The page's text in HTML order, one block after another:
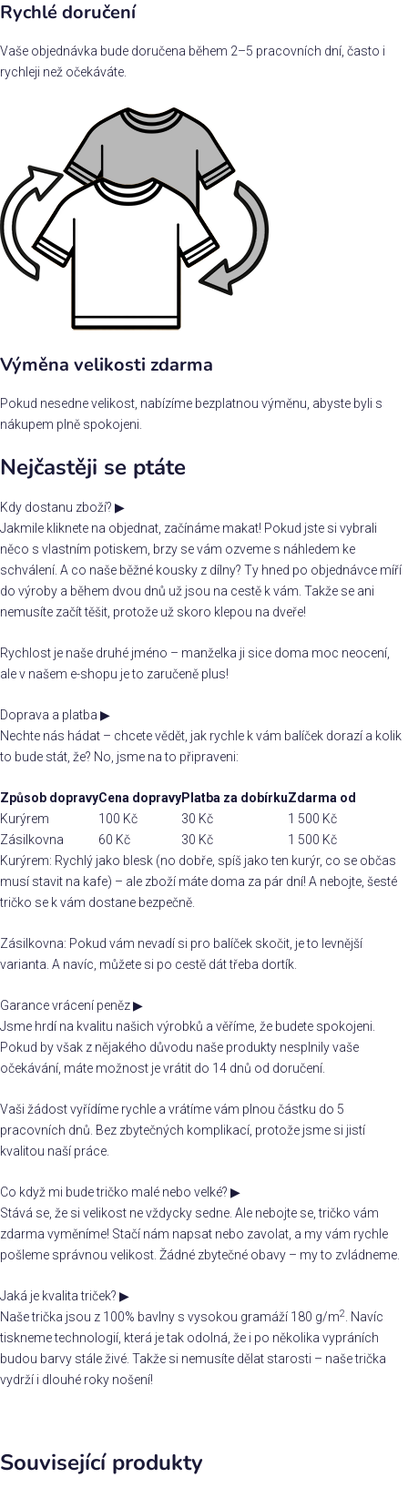
Rychlé doručení
Vaše objednávka bude doručena během 2–5 pracovních dní, často i
rychleji než očekáváte.
Výměna velikosti zdarma
Pokud nesedne velikost, nabízíme bezplatnou výměnu, abyste byli s
nákupem plně spokojeni.
Nejčastěji se ptáte
Kdy dostanu zboží? ▶
Jakmile kliknete na objednat, začínáme makat! Pokud jste si vybrali
něco s vlastním potiskem, brzy se vám ozveme s náhledem ke
schválení. A co naše běžné kousky z dílny? Ty hned po objednávce míří
do výroby a během dvou dnů už jsou na cestě k vám. Takže se ani
nemusíte začít těšit, protože už skoro klepou na dveře!
Rychlost je naše druhé jméno – manželka ji sice doma moc neocení,
ale v našem e-shopu je to zaručeně plus!
Doprava a platba ▶
Nechte nás hádat – chcete vědět, jak rychle k vám balíček dorazí a kolik
to bude stát, že? No, jsme na to připraveni:
Způsob dopravyCena dopravyPlatba za dobírkuZdarma od
Kurýrem
100 Kč 30 Kč
1 500 Kč
Zásilkovna
60 Kč 30 Kč
1 500 Kč
Kurýrem: Rychlý jako blesk (no dobře, spíš jako ten kurýr, co se občas
musí stavit na kafe) – ale zboží máte doma za pár dní! A nebojte, šesté
tričko se k vám dostane bezpečně.
Zásilkovna: Pokud vám nevadí si pro balíček skočit, je to levnější
varianta. A navíc, můžete si po cestě dát třeba dortík.
Garance vrácení peněz▶
Jsme hrdí na kvalitu našich výrobků a věříme, že budete spokojeni.
Pokud by však z nějakého důvodu naše produkty nesplnily vaše
očekávání, máte možnost je vrátit do 14 dnů od doručení.
Vaši žádost vyřídíme rychle a vrátíme vám plnou částku do 5
pracovních dnů. Bez zbytečných komplikací, protože jsme si jistí
kvalitou naší práce.
Co když mi bude tričko malé nebo velké? ▶
Stává se, že si velikost ne vždycky sedne. Ale nebojte se, tričko vám
zdarma vyměníme! Stačí nám napsat nebo zavolat, a my vám rychle
pošleme správnou velikost. Žádné zbytečné obavy – my to zvládneme.
Jaká je kvalita triček? ▶
Naše trička jsou z 100% bavlny s vysokou gramáží 180 g/m2. Navíc
tiskneme technologií, která je tak odolná, že i po několika vypráních
budou barvy stále živé. Takže si nemusíte dělat starosti – naše trička
vydrží i dlouhé roky nošení!
Související produkty